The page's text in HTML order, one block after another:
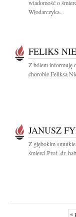
wiadomość o
Włodarczyka...
FELIKS
Z bólem informuję
chorobie Feliksa
JANUSZ
Z głębokim
śmierci Prof. dr.
«